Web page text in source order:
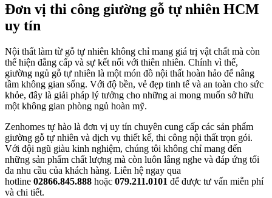
Đơn vị thi công giường gỗ tự nhiên HCM
uy tín
Nội thất làm từ gỗ tự nhiên không chỉ mang giá trị vật chất mà còn
thể hiện đẳng cấp và sự kết nối với thiên nhiên. Chính vì thế,
giường ngủ gỗ tự nhiên là một món đồ nội thất hoàn hảo để nâng
tầm không gian sống. Với độ bền, vẻ đẹp tinh tế và an toàn cho sức
khỏe, đây là giải pháp lý tưởng cho những ai mong muốn sở hữu
một không gian phòng ngủ hoàn mỹ.
Zenhomes tự hào là đơn vị uy tín chuyên cung cấp các sản phẩm
giường gỗ tự nhiên và dịch vụ thiết kế, thi công nội thất trọn gói.
Với đội ngũ giàu kinh nghiệm, chúng tôi không chỉ mang đến
những sản phẩm chất lượng mà còn luôn lắng nghe và đáp ứng tối
đa nhu cầu của khách hàng. Liên hệ ngay qua
hotline 02866.845.888 hoặc 079.211.0101 để được tư vấn miễn phí
và chi tiết.